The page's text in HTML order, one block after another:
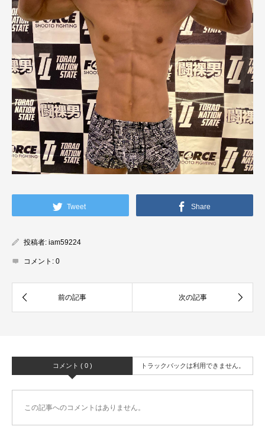
Tweet Share
投稿者: iam59224
コメント: 0
コメント ( 0 ) トラックバックは利用できません。
この記事へのコメントはありません。